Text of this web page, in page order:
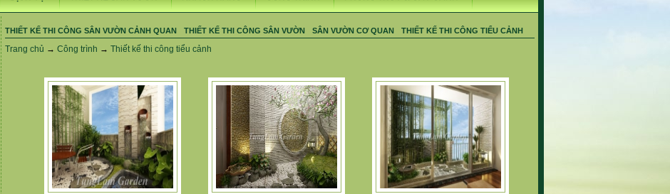
THIẾT KẾ THI CÔNG SÂN VƯỜN CẢNH QUAN THIẾT KẾ THI CÔNG SÂN VƯỜN SÂN VƯỜN CƠ QUAN THIẾT KẾ THI CÔNG TIỂU CẢNH
Trang chủ → Công trình → Thiết kế thi công tiểu cảnh